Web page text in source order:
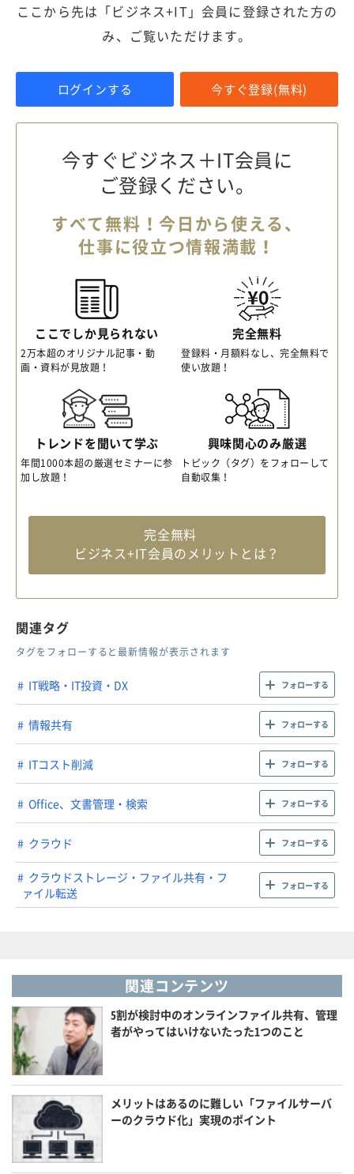
ここから先は「ビジネス+IT」会員に登録された方の
み、ご覧いただけます。
ログインする 今すぐ登録(無料)
今すぐビジネス＋IT会員に
ご登録ください。
すべて無料！今日から使える、
仕事に役立つ情報満載！
ここでしか見られない
2万本超のオリジナル記事・動
画・資料が見放題！
完全無料
登録料・月額料なし、完全無料で
使い放題！
トレンドを聞いて学ぶ
年間1000本超の厳選セミナーに参
加し放題！
興味関心のみ厳選
トピック（タグ）をフォローして
自動収集！
完全無料
ビジネス+IT会員のメリットとは？
関連タグ
タグをフォローすると最新情報が表示されます
IT戦略・IT投資・DX フォローする
情報共有 フォローする
ITコスト削減 フォローする
Office、文書管理・検索 フォローする
クラウド フォローする
クラウドストレージ・ファイル共有・フ
ァイル転送
フォローする
関連コンテンツ
5割が検討中のオンラインファイル共有、管理
者がやってはいけないたった1つのこと
メリットはあるのに難しい「ファイルサーバ
ーのクラウド化」実現のポイント